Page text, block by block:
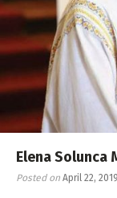
Elena Solunca
Posted on April 22, 2019